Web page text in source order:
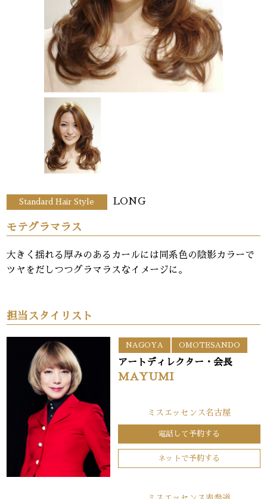
Standard Hair Style LONG
モテグラマラス
大きく揺れる厚みのあるカールには同系色の陰影カラーで
ツヤをだしつつグラマラスなイメージに。
担当スタイリスト
NAGOYA OMOTESANDO
アートディレクター・会長
MAYUMI
ミスエッセンス名古屋
電話して予約する
ネットで予約する